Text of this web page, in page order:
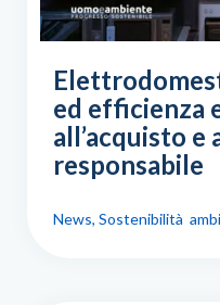
ed efficienza
all’acquisto e
responsabile
News, Sostenibilità